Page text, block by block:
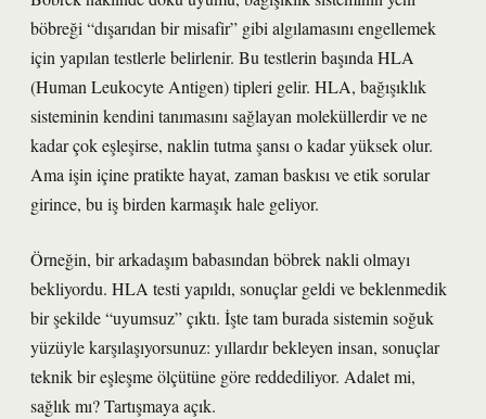
böbreği “dışarıdan bir misafir” gibi algılamasını engellemek
için yapılan testlerle belirlenir. Bu testlerin başında HLA
(Human Leukocyte Antigen) tipleri gelir. HLA, bağışıklık
sisteminin kendini tanımasını sağlayan moleküllerdir ve ne
kadar çok eşleşirse, naklin tutma şansı o kadar yüksek olur.
Ama işin içine pratikte hayat, zaman baskısı ve etik sorular
girince, bu iş birden karmaşık hale geliyor.
Örneğin, bir arkadaşım babasından böbrek nakli olmayı
bekliyordu. HLA testi yapıldı, sonuçlar geldi ve beklenmedik
bir şekilde “uyumsuz” çıktı. İşte tam burada sistemin soğuk
yüzüyle karşılaşıyorsunuz: yıllardır bekleyen insan, sonuçlar
teknik bir eşleşme ölçütüne göre reddediliyor. Adalet mi,
sağlık mı? Tartışmaya açık.